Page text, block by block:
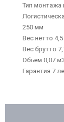
Тип монтажа
250 мм
Вес нетто 4,5
Вес брутто
Объем 0,07 м3
Гарантия 7